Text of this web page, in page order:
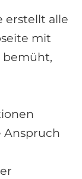
erstellt alle
mit
bemüht,
Anspruch